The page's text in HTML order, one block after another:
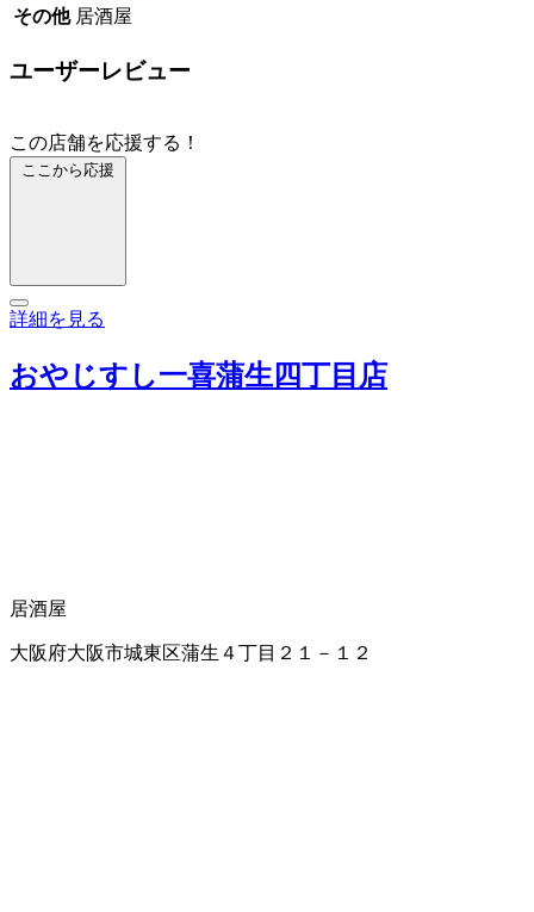
その他 居酒屋
ユーザーレビュー
この店舗を応援する！
ここから応援
詳細を見る
おやじすし一喜蒲生四丁目店
居酒屋
大阪府大阪市城東区蒲生４丁目２１－１２